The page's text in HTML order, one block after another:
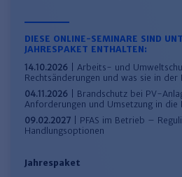
DIESE ONLINE-SEMINARE SIND
JAHRESPAKET ENTHALTEN:
14.10.2026 | Arbeits- und
Rechtsänderungen und was sie in der
04.11.2026 | Brandschutz bei PV-
Anforderungen und Umsetzung in die
09.02.2027 | PFAS im Betrieb –
Handlungsoptionen
Jahrespaket